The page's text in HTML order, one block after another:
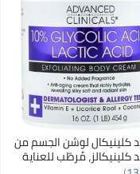
كلينيكال لوشن الجسم من
كلينيكالز، مُرطّب للعناية